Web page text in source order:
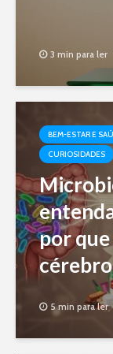
3 min para ler
BEM-ESTAR E
CURIOSIDADES
por que
5 min para ler